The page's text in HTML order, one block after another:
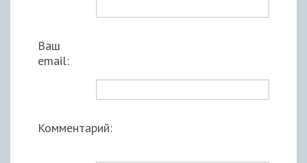
Ваш
email:
Комментарий: